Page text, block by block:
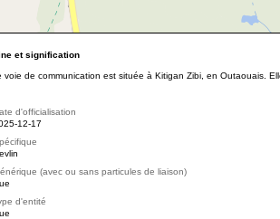
et signification
voie de communication est située à Kitigan Zibi, en Outaouais.
d'officialisation
12-17
(avec ou sans particules de liaison)
d'entité